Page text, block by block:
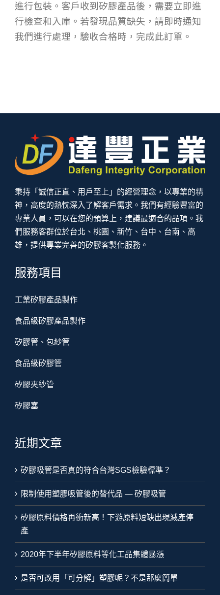
進行包裝。客戶收到矽膠產品後，需要立即進
行檢查和入庫。若發現品質缺失，請即時通知
我們進行處理，驗收合格時，完成此訂單。
秉持「誠信正直、用戶至上」的經營理念，以專業的精
神，高度的熱忱深入了解客戶需求。我們有經驗豐富的
專業人員，可以在您的預算上，建議最適合的品項。我
們服務客群位於台北、桃園、新竹、台中、台南、高
雄，提供專業完善的矽膠客製化服務。
服務項目
工業矽膠產品製作
食品級矽膠產品製作
矽膠管、包紗管
食品級矽膠管
矽膠夾紗管
矽膠塞
近期文章
矽膠吸管是否真的符合台灣SGS檢驗標準？
限制使用塑膠吸管後的替代品 — 矽膠吸管
矽膠原料價格再衝新高！下游原料短缺出現減產停
產
2020年下半年矽膠原料等化工品集體暴漲
是否可改用「可分解」塑膠呢？不是那麼簡單